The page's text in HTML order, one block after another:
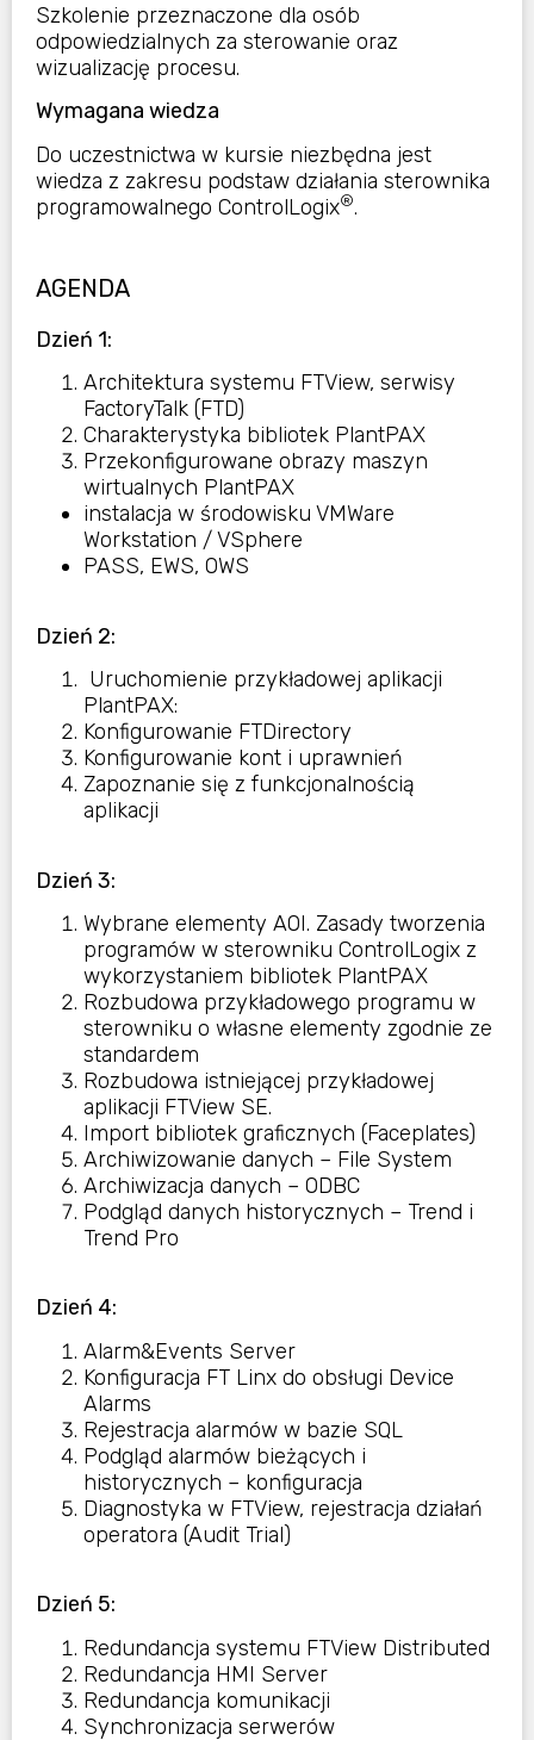
Szkolenie przeznaczone dla osób
odpowiedzialnych za sterowanie oraz
wizualizację procesu.
Wymagana wiedza
Do uczestnictwa w kursie niezbędna jest
wiedza z zakresu podstaw działania sterownika
programowalnego ControlLogix®.
AGENDA
Dzień 1:
Architektura systemu FTView, serwisy
FactoryTalk (FTD)
Charakterystyka bibliotek PlantPAX
Przekonfigurowane obrazy maszyn
wirtualnych PlantPAX
instalacja w środowisku VMWare
Workstation / VSphere
PASS, EWS, OWS
Dzień 2:
Uruchomienie przykładowej aplikacji
PlantPAX:
Konfigurowanie FTDirectory
Konfigurowanie kont i uprawnień
Zapoznanie się z funkcjonalnością
aplikacji
Dzień 3:
Wybrane elementy AOI. Zasady tworzenia
programów w sterowniku ControlLogix z
wykorzystaniem bibliotek PlantPAX
Rozbudowa przykładowego programu w
sterowniku o własne elementy zgodnie ze
standardem
Rozbudowa istniejącej przykładowej
aplikacji FTView SE.
Import bibliotek graficznych (Faceplates)
Archiwizowanie danych – File System
Archiwizacja danych – ODBC
Podgląd danych historycznych – Trend i
Trend Pro
Dzień 4:
Alarm&Events Server
Konfiguracja FT Linx do obsługi Device
Alarms
Rejestracja alarmów w bazie SQL
Podgląd alarmów bieżących i
historycznych – konfiguracja
Diagnostyka w FTView, rejestracja działań
operatora (Audit Trial)
Dzień 5:
Redundancja systemu FTView Distributed
Redundancja HMI Server
Redundancja komunikacji
Synchronizacja serwerów